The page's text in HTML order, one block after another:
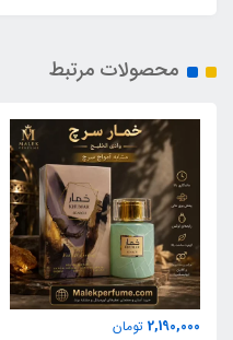
محصولات مرتبط
2,190,000 تومان